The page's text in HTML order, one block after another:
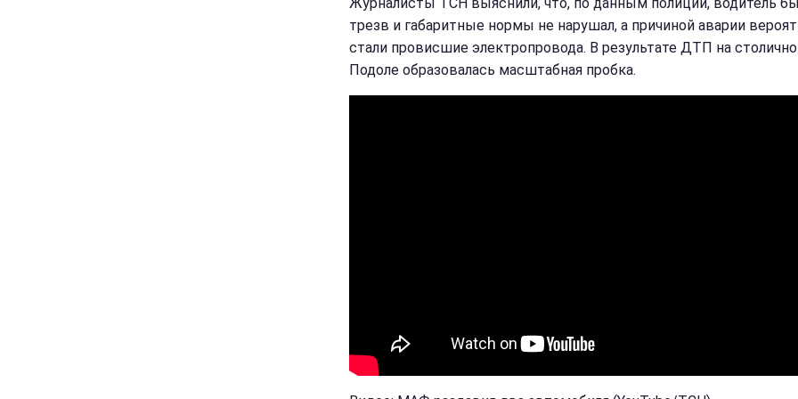
трезв и габаритные нормы не нарушал, а причиной аварии
стали провисшие электропровода. В результате ДТП на
Подоле образовалась масштабная пробка.